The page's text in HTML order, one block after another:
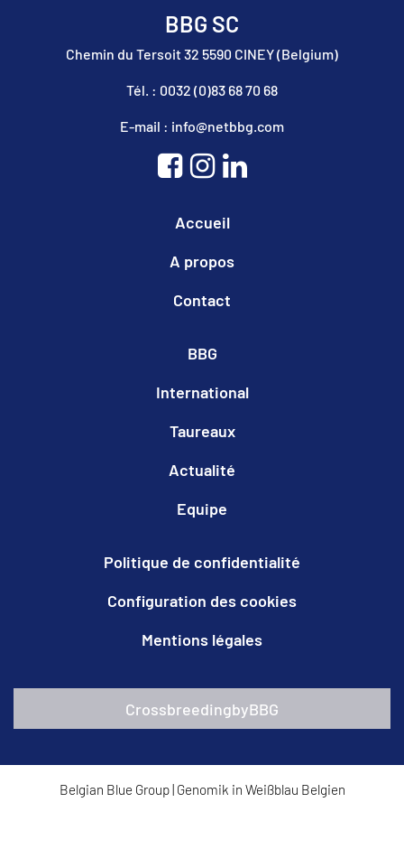
BBG SC
Chemin du Tersoit 32 5590 CINEY (Belgium)
Tél. : 0032 (0)83 68 70 68
E-mail : info@netbbg.com
Accueil
A propos
Contact
BBG
International
Taureaux
Actualité
Equipe
Politique de confidentialité
Configuration des cookies
Mentions légales
CrossbreedingbyBBG
Belgian Blue Group| Genomik in Weißblau Belgien